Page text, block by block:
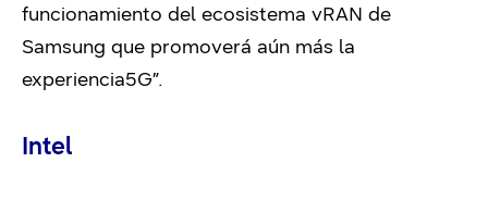
funcionamiento del ecosistema vRAN de
Samsung que promoverá aún más la
experiencia5G”.
Intel